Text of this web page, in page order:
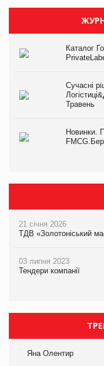
Каталог
Сучасні
Травень
Новинки.
21 січня 2026
ТДВ «Золотоніський
03 липня 2023
Тендери компанії
Яна Олентир